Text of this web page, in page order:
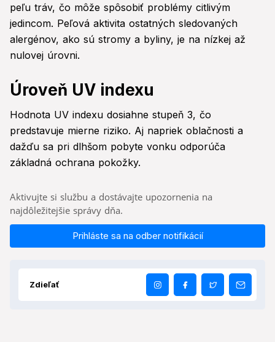
peľu tráv, čo môže spôsobiť problémy citlivým
jedincom. Peľová aktivita ostatných sledovaných
alergénov, ako sú stromy a byliny, je na nízkej až
nulovej úrovni.
Úroveň UV indexu
Hodnota UV indexu dosiahne stupeň 3, čo
predstavuje mierne riziko. Aj napriek oblačnosti a
dažďu sa pri dlhšom pobyte vonku odporúča
základná ochrana pokožky.
Aktivujte si službu a dostávajte upozornenia na
najdôležitejšie správy dňa.
Prihláste sa na odber notifikácií
Zdieľať